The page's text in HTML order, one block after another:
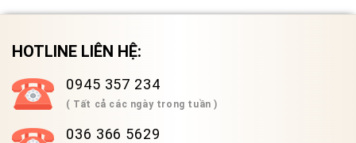
HOTLINE LIÊN HỆ:
0945 357 234
( Tất cả các ngày trong tuần )
036 366 5629